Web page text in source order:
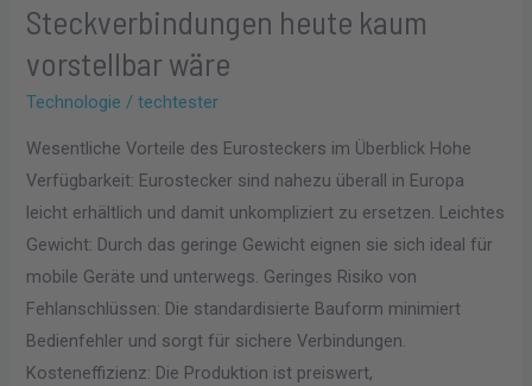
Steckverbindungen heute kaum
vorstellbar wäre
Technologie /techtester
Wesentliche Vorteile des Eurosteckers im Überblick Hohe
Verfügbarkeit: Eurostecker sind nahezu überall in Europa
leicht erhältlich und damit unkompliziert zu ersetzen. Leichtes
Gewicht: Durch das geringe Gewicht eignen sie sich ideal für
mobile Geräte und unterwegs. Geringes Risiko von
Fehlanschlüssen: Die standardisierte Bauform minimiert
Bedienfehler und sorgt für sichere Verbindungen.
Kosteneffizienz: Die Produktion ist preiswert,